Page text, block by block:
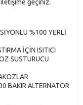
geçiniz.
%100 YERLİ
İÇİN ISITICI
SUSTURUCU
BAKIR ALTERNATÖR